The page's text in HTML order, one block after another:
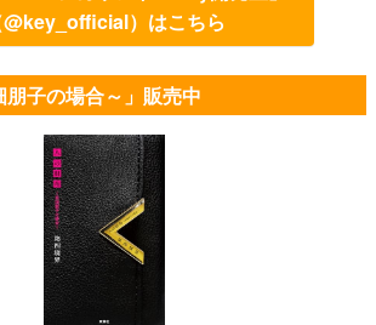
@key_official）はこちら
朋子の場合～」販売中